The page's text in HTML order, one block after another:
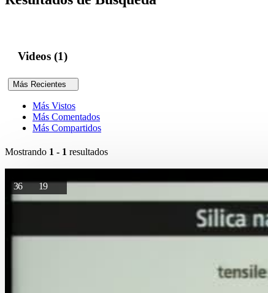
Videos (1)
Más Recientes
Más Vistos
Más Comentados
Más Compartidos
Mostrando 1 - 1 resultados
36 19